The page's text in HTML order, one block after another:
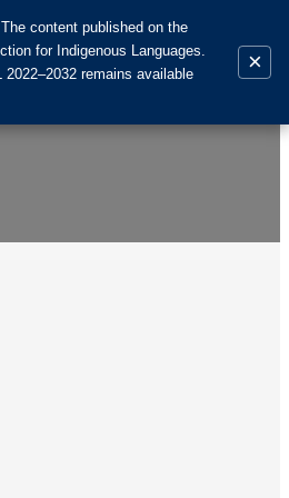
content published on the
for Indigenous Languages.
remains available
×